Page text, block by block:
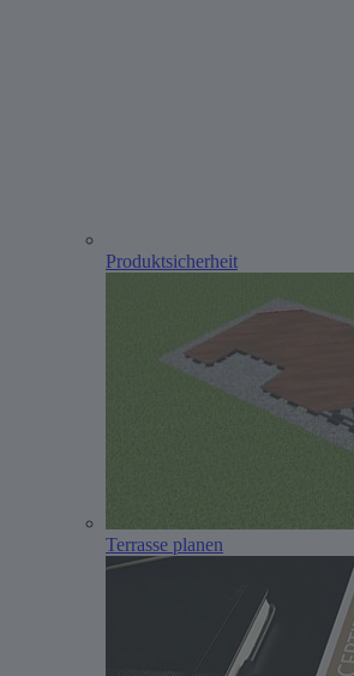
Produktsicherheit
Terrasse planen